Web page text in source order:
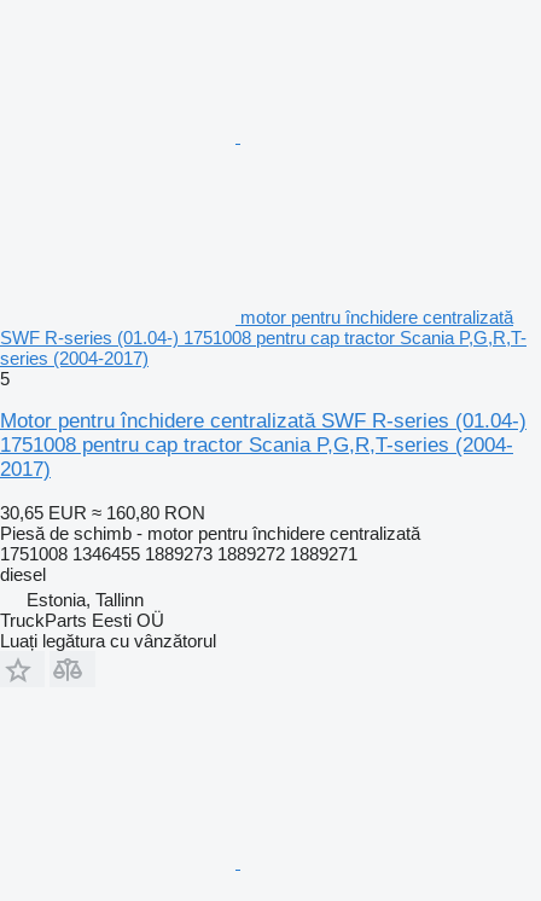
motor pentru închidere centralizată
SWF R-series (01.04-) 1751008 pentru cap tractor Scania P,G,R,T-
series (2004-2017)
5
Motor pentru închidere centralizată SWF R-series (01.04-)
1751008 pentru cap tractor Scania P,G,R,T-series (2004-
2017)
30,65 EUR ≈ 160,80 RON
Piesă de schimb - motor pentru închidere centralizată
1751008 1346455 1889273 1889272 1889271
diesel
Estonia, Tallinn
TruckParts Eesti OÜ
Luați legătura cu vânzătorul